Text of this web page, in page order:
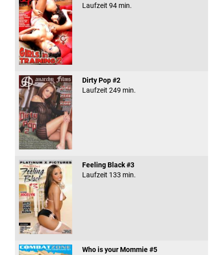
Laufzeit 94 min.
Dirty Pop #2
Laufzeit 249 min.
Feeling Black #3
Laufzeit 133 min.
Who is your Mommie #5